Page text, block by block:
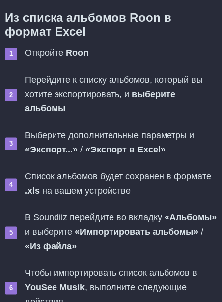
Из списка альбомов Roon в
формат Excel
Откройте Roon
Перейдите к списку альбомов, который вы
хотите экспортировать, и выберите
альбомы
Выберите дополнительные параметры и
«Экспорт...» / «Экспорт в Excel»
Список альбомов будет сохранен в формате
.xls на вашем устройстве
В Soundiiz перейдите во вкладку «Альбомы»
и выберите «Импортировать альбомы» /
«Из файла»
Чтобы импортировать список альбомов в
YouSee Musik, выполните следующие